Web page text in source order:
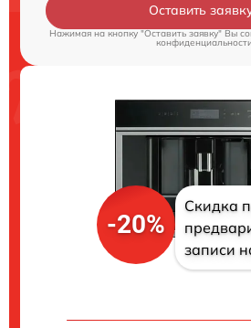
Оставить
Нажимая на кнопку "Оставить заявку" Вы
конфиденциальности
-20%
Скидка
записи